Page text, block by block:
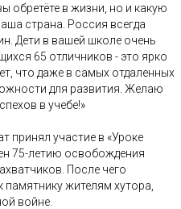
обретёте в жизни, но и какую
страна. Россия всегда
Дети в вашей школе очень
65 отличников - это ярко
что даже в самых отдаленных
для развития. Желаю
в учебе!»
принял участие в «Уроке
75-летию освобождения
После чего
жителям хутора,
войне.